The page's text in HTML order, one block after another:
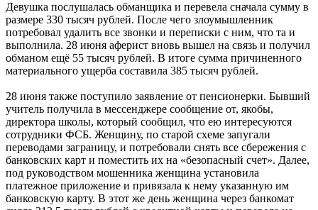
Девушка послушалась обманщика и перевела сначала сумму в
размере 330 тысяч рублей. После чего злоумышленник
потребовал удалить все звонки и переписки с ним, что та и
выполнила. 28 июня аферист вновь вышел на связь и получил
обманом ещё 55 тысяч рублей. В итоге сумма причиненного
материального ущерба составила 385 тысяч рублей.
28 июня также поступило заявление от пенсионерки. Бывший
учитель получила в мессенджере сообщение от, якобы,
директора школы, который сообщил, что ею интересуются
сотрудники ФСБ. Женщину, по старой схеме запугали
переводами заграницу, и потребовали снять все сбережения с
банковских карт и поместить их на «безопасный счет». Далее,
под руководством мошенника женщина установила
платежное приложение и привязала к нему указанную им
банковскую карту. В этот же день женщина через банкомат